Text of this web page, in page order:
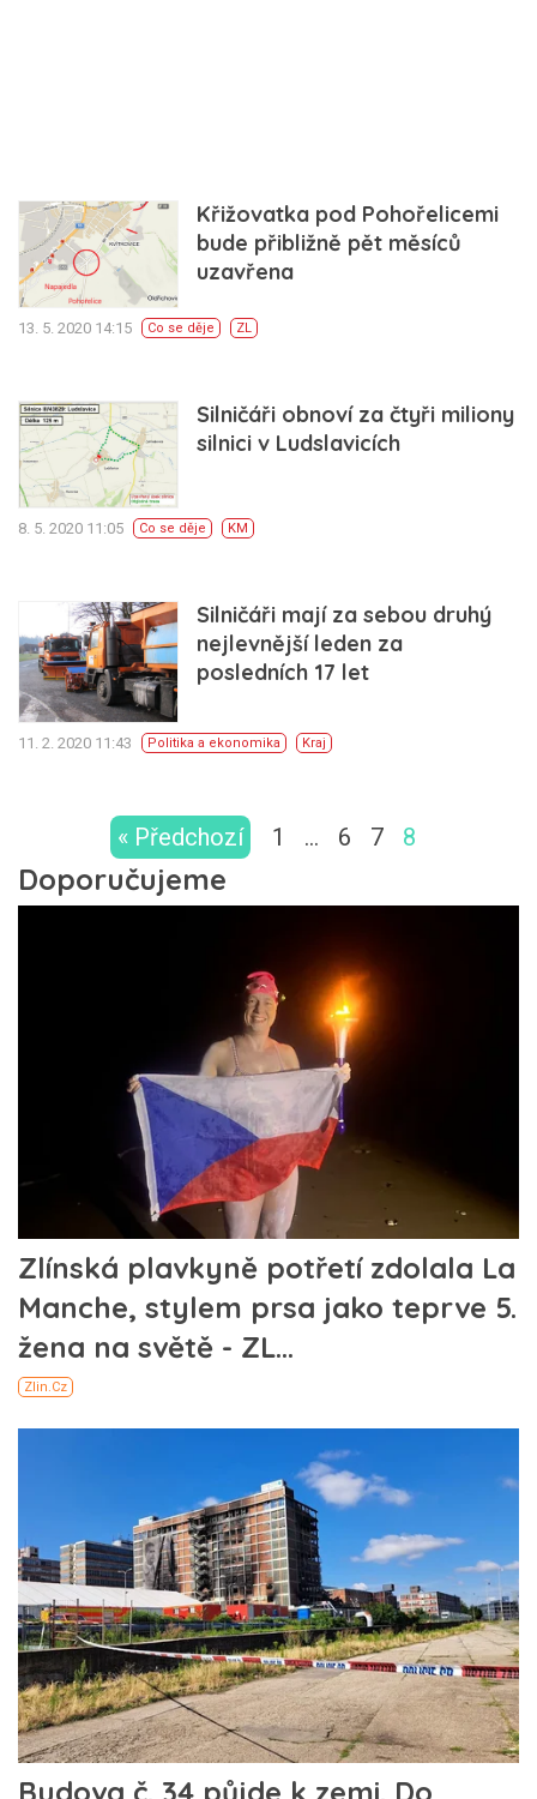
Křižovatka pod Pohořelicemi
bude přibližně pět měsíců
uzavřena
13. 5. 2020 14:15 Co se děje ZL
Silničáři obnoví za čtyři miliony
silnici v Ludslavicích
8. 5. 2020 11:05 Co se děje KM
Silničáři mají za sebou druhý
nejlevnější leden za
posledních 17 let
11. 2. 2020 11:43 Politika a ekonomika Kraj
« Předchozí 1 … 6 7 8